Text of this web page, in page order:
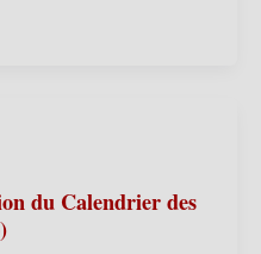
du Calendrier des